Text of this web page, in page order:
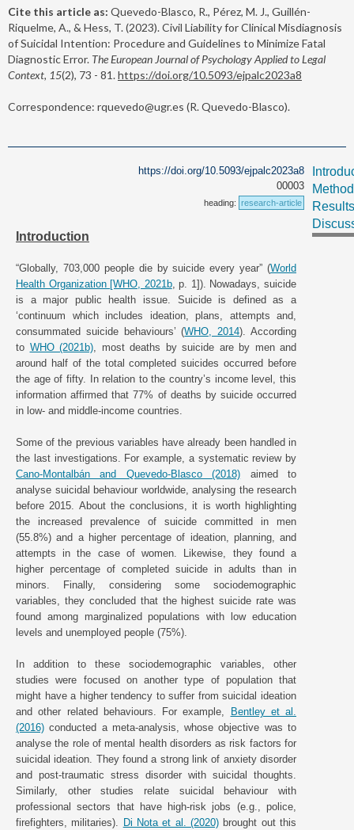
Cite this article as: Quevedo-Blasco, R., Pérez, M. J., Guillén-
Riquelme, A., & Hess, T. (2023). Civil Liability for Clinical Misdiagnosis
of Suicidal Intention: Procedure and Guidelines to Minimize Fatal
Diagnostic Error. The European Journal of Psychology Applied to Legal
Context, 15(2), 73 - 81.https://doi.org/10.5093/ejpalc2023a8
Correspondence: rquevedo@ugr.es (R. Quevedo-Blasco).
https://doi.org/10.5093/ejpalc2023a8
00003
heading: research-article
Introduction
“Globally, 703,000 people die by suicide every year” (World
Health Organization [WHO, 2021b, p. 1]). Nowadays, suicide
is a major public health issue. Suicide is defined as a
‘continuum which includes ideation, plans, attempts and,
consummated suicide behaviours’ (WHO, 2014). According
to WHO (2021b) , most deaths by suicide are by men and
around half of the total completed suicides occurred before
the age of fifty. In relation to the country’s income level, this
information affirmed that 77% of deaths by suicide occurred
in low- and middle-income countries.
Some of the previous variables have already been handled in
the last investigations. For example, a systematic review by
Cano-Montalbán and Quevedo-Blasco (2018) aimed to
analyse suicidal behaviour worldwide, analysing the research
before 2015. About the conclusions, it is worth highlighting
the increased prevalence of suicide committed in men
(55.8%) and a higher percentage of ideation, planning, and
attempts in the case of women. Likewise, they found a
higher percentage of completed suicide in adults than in
minors. Finally, considering some sociodemographic
variables, they concluded that the highest suicide rate was
found among marginalized populations with low education
levels and unemployed people (75%).
In addition to these sociodemographic variables, other
studies were focused on another type of population that
might have a higher tendency to suffer from suicidal ideation
and other related behaviours. For example, Bentley et al.
(2016) conducted a meta-analysis, whose objective was to
analyse the role of mental health disorders as risk factors for
suicidal ideation. They found a strong link of anxiety disorder
and post-traumatic stress disorder with suicidal thoughts.
Similarly, other studies relate suicidal behaviour with
professional sectors that have high-risk jobs (e.g., police,
firefighters, militaries). Di Nota et al. (2020) brought out this
Method
Results